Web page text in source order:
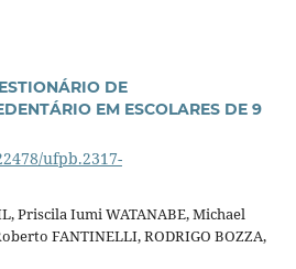
DE
EM ESCOLARES DE 9
ufpb.2317-
Priscila Iumi WATANABE, Michael
FANTINELLI, RODRIGO BOZZA,